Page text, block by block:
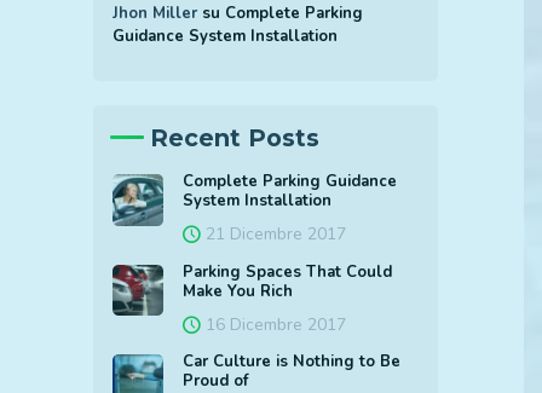
Jhon Millersu Complete Parking
Guidance System Installation
Recent Posts
Complete Parking Guidance
System Installation
21 Dicembre 2017
Parking Spaces That Could
Make You Rich
16 Dicembre 2017
Car Culture is Nothing to Be
Proud of